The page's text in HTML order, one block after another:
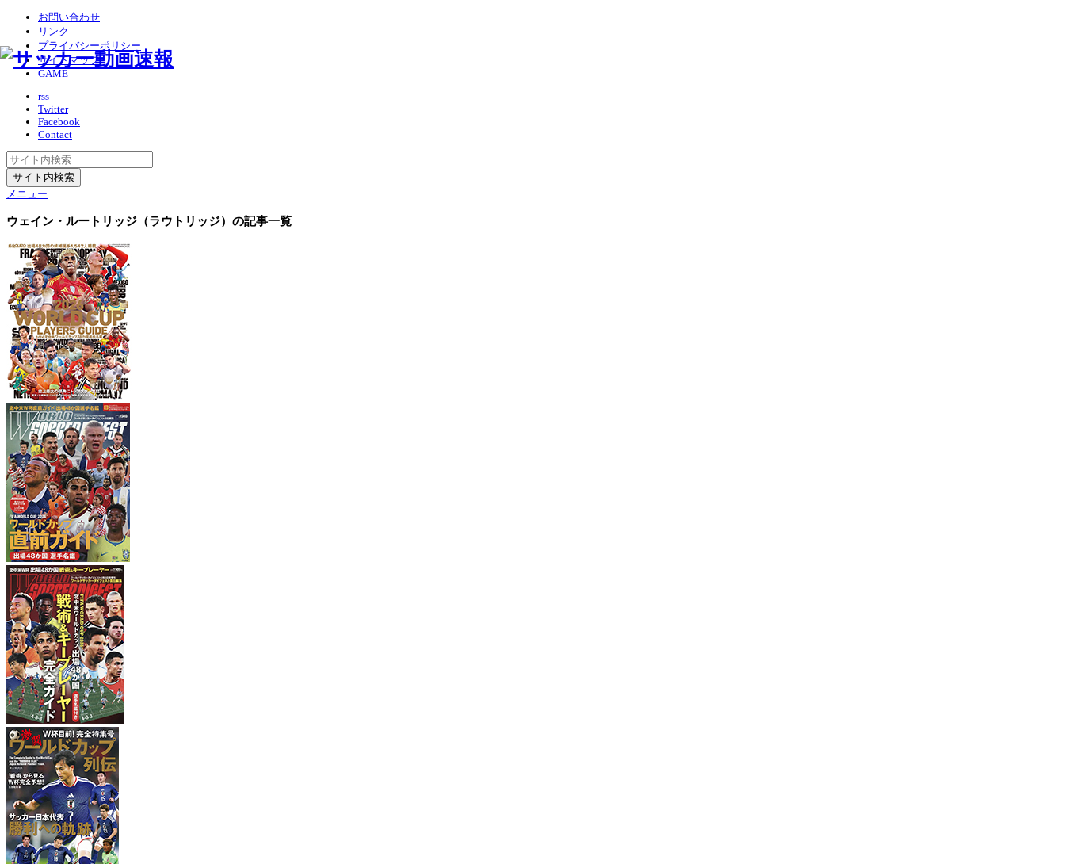
お問い合わせ
リンク
プライバシーポリシー
サイトマップ
GAME
rss
Twitter
Facebook
Contact
メニュー
ウェイン・ルートリッジ（ラウトリッジ） の記事一覧